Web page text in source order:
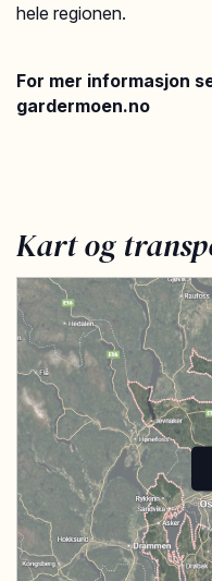
hele regionen.
For mer informasjon
gardermoen.no
Kart og